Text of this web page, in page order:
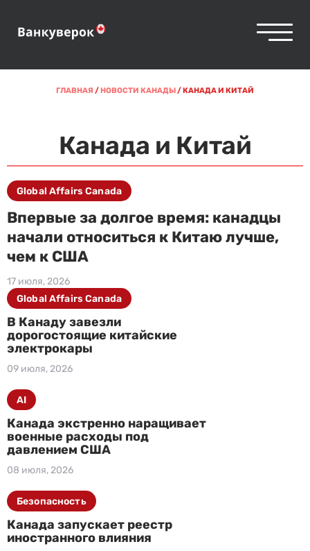
ГЛАВНАЯ /НОВОСТИ КАНАДЫ/КАНАДА И КИТАЙ
Канада и Китай
Впервые за долгое время: канадцы
начали относиться к Китаю лучше,
чем к США
17 июля, 2026
Global Affairs Canada
В Канаду завезли
дорогостоящие китайские
электрокары
09 июля, 2026
Global Affairs Canada
Канада экстренно наращивает
военные расходы под
давлением США
08 июля, 2026
AI
Канада запускает реестр
иностранного влияния
Безопасность